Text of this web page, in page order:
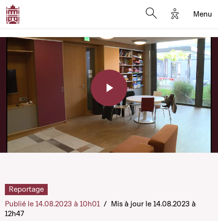
Options
Menu
Play
Video
Reportage
Publié le 14.08.2023 à 10h01 / Mis à jour le 14.08.2023 à
12h47